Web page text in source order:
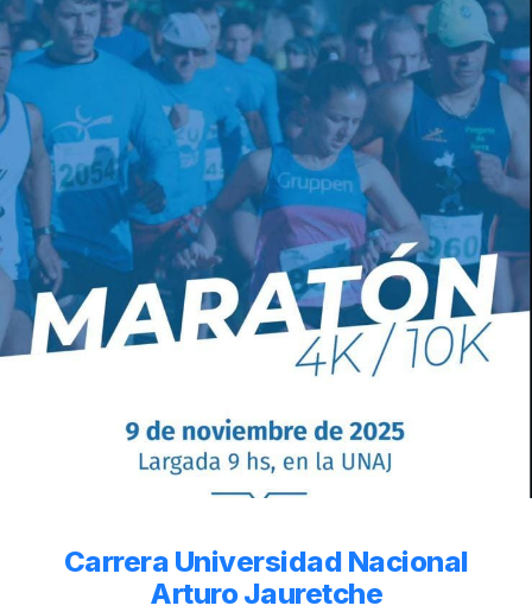
Carrera Universidad Nacional
Arturo Jauretche